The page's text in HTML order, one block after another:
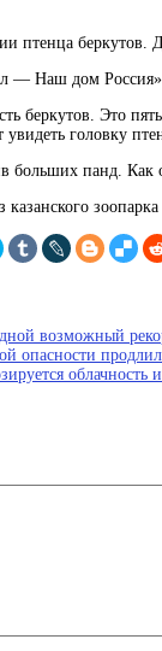
птенца
— Наш дом Россия»
беркутов. Это
увидеть головку
больших панд. Как
возможный
опасности
облачность